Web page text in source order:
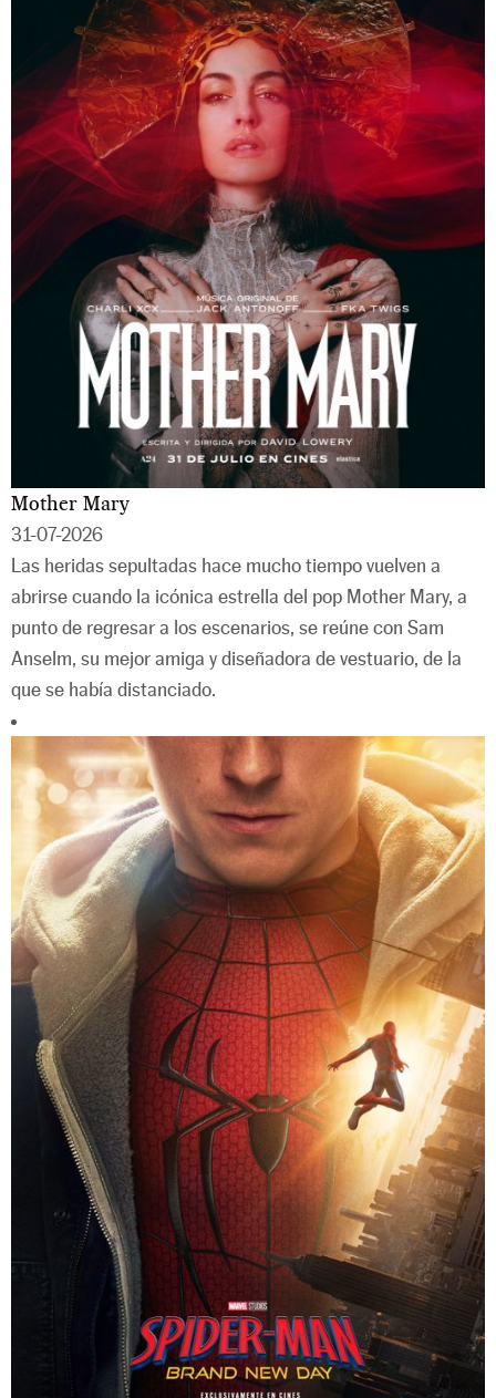
Mother Mary
31-07-2026
Las heridas sepultadas hace mucho tiempo vuelven a
abrirse cuando la icónica estrella del pop Mother Mary, a
punto de regresar a los escenarios, se reúne con Sam
Anselm, su mejor amiga y diseñadora de vestuario, de la
que se había distanciado.